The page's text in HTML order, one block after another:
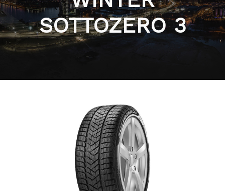
SOTTOZERO 3